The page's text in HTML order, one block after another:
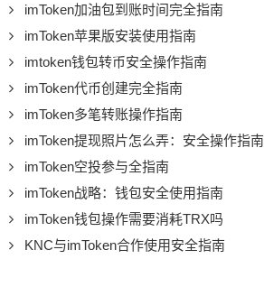
imToken加油包到账时间完全指南
imToken苹果版安装使用指南
imtoken钱包转币安全操作指南
imToken代币创建完全指南
imToken多笔转账操作指南
imToken提现照片怎么弄：安全操作指南
imToken空投参与全指南
imToken战略：钱包安全使用指南
imToken钱包操作需要消耗TRX吗
KNC与imToken合作使用安全指南